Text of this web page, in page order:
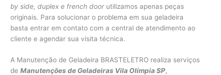
by side, duplex e french door utilizamos apenas peças
originais. Para solucionar o problema em sua geladeira
basta entrar em contato com a central de atendimento ao
cliente e agendar sua visita técnica.
A Manutenção de Geladeira BRASTELETRO realiza serviços
deManutenções de Geladeiras Vila Olímpia SP,